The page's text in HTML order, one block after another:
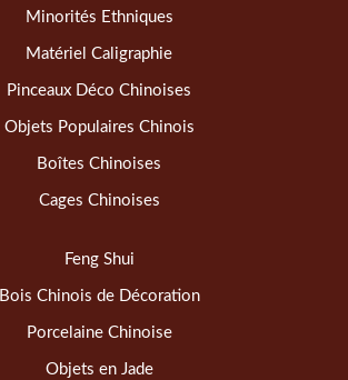
Minorités Ethniques
Matériel Caligraphie
Pinceaux Déco Chinoises
Objets Populaires Chinois
Boîtes Chinoises
Cages Chinoises
Feng Shui
Bois Chinois de Décoration
Porcelaine Chinoise
Objets en Jade